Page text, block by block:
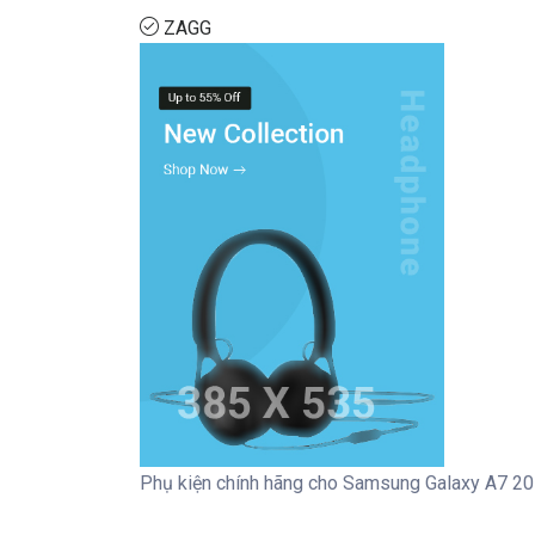
ZAGG
Phụ kiện chính hãng cho Samsung Galaxy A7